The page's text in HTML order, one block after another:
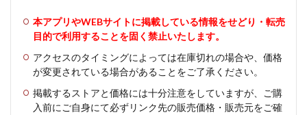
本アプリやWEBサイトに掲載している情報をせどり・転売
目的で利用することを固く禁止いたします。
アクセスのタイミングによっては在庫切れの場合や、価格
が変更されている場合があることをご了承ください。
掲載するストアと価格には十分注意をしていますが、ご購
入前にご自身にて必ずリンク先の販売価格・販売元をご確